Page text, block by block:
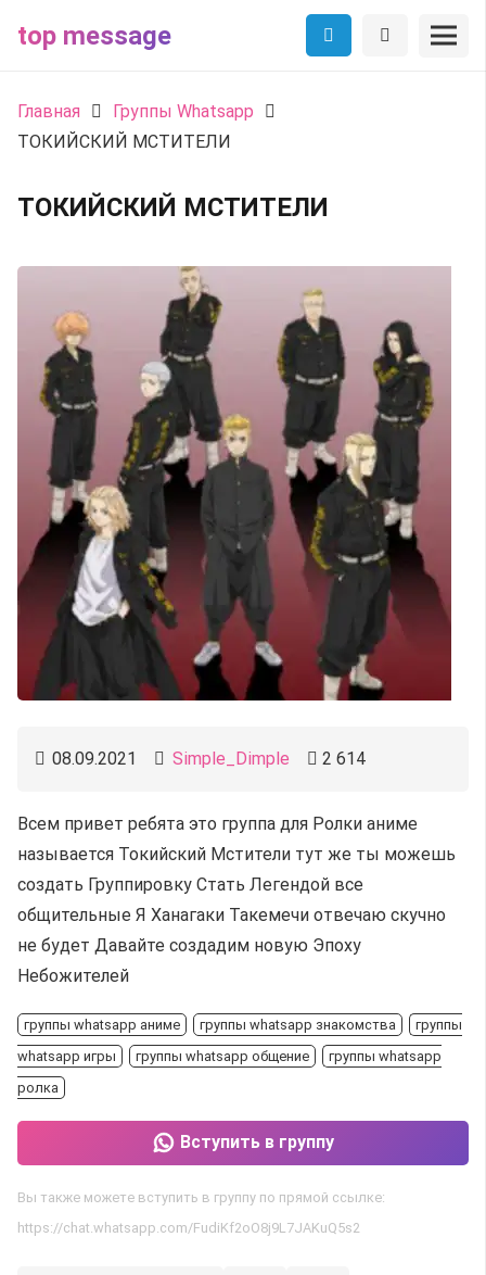
top message
Главная
Группы Whatsapp
ТОКИЙСКИЙ МСТИТЕЛИ
ТОКИЙСКИЙ МСТИТЕЛИ
08.09.2021 Simple_Dimple 2 614
Всем привет ребята это группа для Ролки аниме
называется Токийский Мстители тут же ты можешь
создать Группировку Стать Легендой все
общительные Я Ханагаки Такемечи отвечаю скучно
не будет Давайте создадим новую Эпоху
Небожителей
группы whatsapp аниме группы whatsapp знакомства
группы
whatsapp игры
группы whatsapp общение
группы whatsapp
ролка
Вступить в группу
Вы также можете вступить в группу по прямой ссылке:
https://chat.whatsapp.com/FudiKf2oO8j9L7JAKuQ5s2